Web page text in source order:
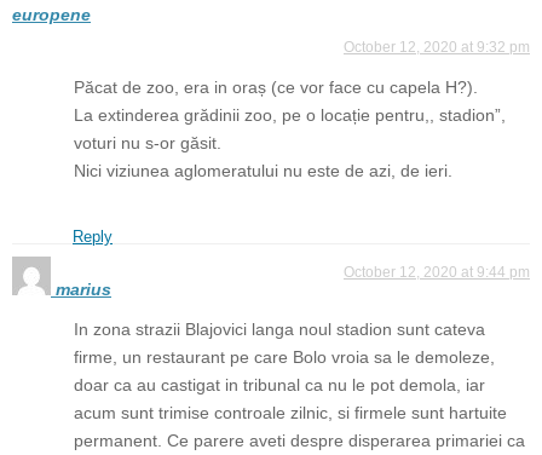
europene
October 12, 2020 at 9:32 pm
Păcat de zoo, era in oraș (ce vor face cu capela H?).
La extinderea grădinii zoo, pe o locație pentru,, stadion”,
voturi nu s-or găsit.
Nici viziunea aglomeratului nu este de azi, de ieri.
Reply
marius
October 12, 2020 at 9:44 pm
In zona strazii Blajovici langa noul stadion sunt cateva
firme, un restaurant pe care Bolo vroia sa le demoleze,
doar ca au castigat in tribunal ca nu le pot demola, iar
acum sunt trimise controale zilnic, si firmele sunt hartuite
permanent. Ce parere aveti despre disperarea primariei ca